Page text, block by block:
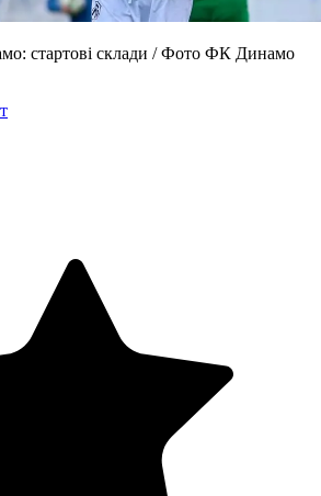
стартові склади / Фото ФК Динамо